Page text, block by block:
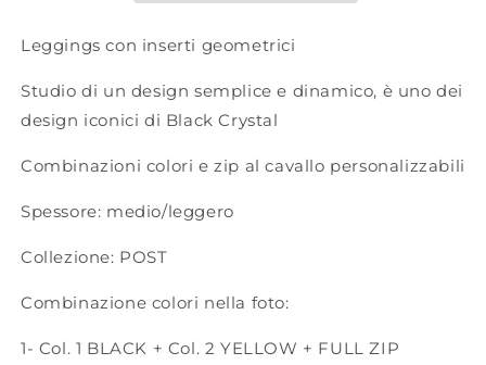
Leggings con inserti geometrici
Studio di un design semplice e dinamico, è uno dei
design iconici di Black Crystal
Combinazioni colori e zip al cavallo personalizzabili
Spessore: medio/leggero
Collezione: POST
Combinazione colori nella foto:
1- Col. 1 BLACK + Col. 2 YELLOW + FULL ZIP